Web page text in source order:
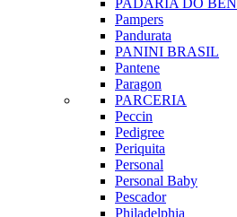
PADARIA DO BEN
Pampers
Pandurata
PANINI BRASIL
Pantene
Paragon
PARCERIA
Peccin
Pedigree
Periquita
Personal
Personal Baby
Pescador
Philadelphia